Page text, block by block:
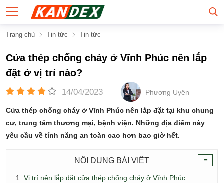
Trang chủ Tin tức Tin tức
Cửa thép chống cháy ở Vĩnh Phúc nên lắp
đặt ở vị trí nào?
14/04/2023 Phương Uyên
Cửa thép chống cháy ở Vĩnh Phúc nên lắp đặt tại khu chung
cư, trung tâm thương mại, bệnh viện. Những địa điểm này
yêu cầu về tính năng an toàn cao hơn bao giờ hết.
-
NỘI DUNG BÀI VIẾT
Vị trí nên lắp đặt cửa thép chống cháy ở Vĩnh Phúc